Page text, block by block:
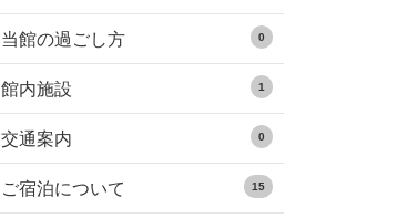
当館の過ごし方 0
館内施設 1
交通案内 0
ご宿泊について 15